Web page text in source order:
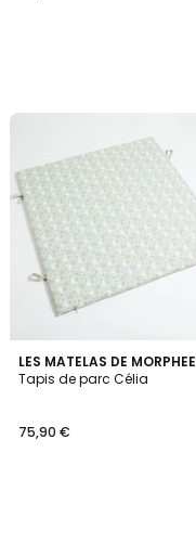
LES MATELAS DE MORPHEE
Tapis de parc Célia
75,90 €